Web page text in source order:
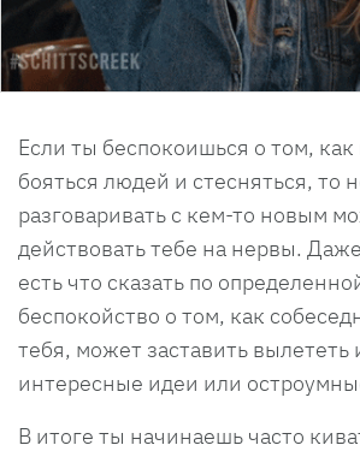
Если ты беспокоишься о том, как
бояться людей и стесняться, то
разговаривать с кем-то новым
действовать тебе на нервы.
есть что сказать по
беспокойство о том, как
тебя, может заставить вылететь
интересные идеи или
В итоге ты начинаешь часто